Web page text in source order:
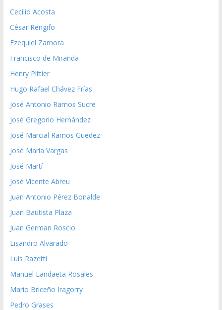
Cecilio Acosta
César Rengifo
Ezequiel Zamora
Francisco de Miranda
Henry Pittier
Hugo Rafael Chávez Frías
José Antonio Ramos Sucre
José Gregorio Hernández
José Marcial Ramos Guedez
José María Vargas
José Martí
José Vicente Abreu
Juan Antonio Pérez Bonalde
Juan Bautista Plaza
Juan German Roscio
Lisandro Alvarado
Luis Razetti
Manuel Landaeta Rosales
Mario Briceño Iragorry
Pedro Grases